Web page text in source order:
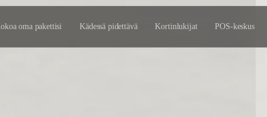
oma pakettisi Kädessä pidettävä Kortinlukijat POS-keskus